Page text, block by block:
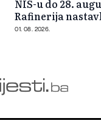
NIS-u do 28.
Rafinerija
radom
01. 08. 2026.